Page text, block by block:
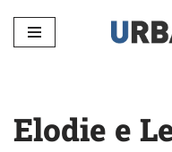
Vai
Elodie e